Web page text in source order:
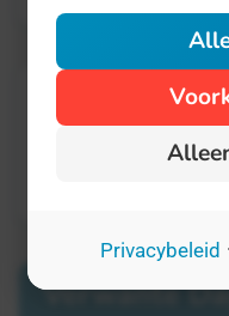
Verwante
Privacybeleid